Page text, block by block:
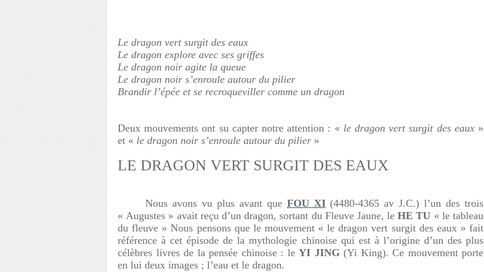
Le dragon vert surgit des eaux
Le dragon explore avec ses griffes
Le dragon noir agite la queue
Le dragon noir s’enroule autour du pilier
Brandir l’épée et se recroqueviller comme un dragon
Deux mouvements ont su capter notre attention : « le dragon vert surgit des eaux»
et « le dragon noir s’enroule autour du pilier »
LE DRAGON VERT SURGIT DES EAUX
Nous avons vu plus avant que FOU XI(4480-4365 av J.C.) l’un des trois
« Augustes » avait reçu d’un dragon, sortant du Fleuve Jaune, leHE TU « le tableau
du fleuve » Nous pensons que le mouvement « le dragon vert surgit des eaux » fait
référence à cet épisode de la mythologie chinoise qui est à l’origine d’un des plus
célèbres livres de la pensée chinoise : le YI JING(Yi King). Ce mouvement porte
en lui deux images ; l’eau et le dragon.